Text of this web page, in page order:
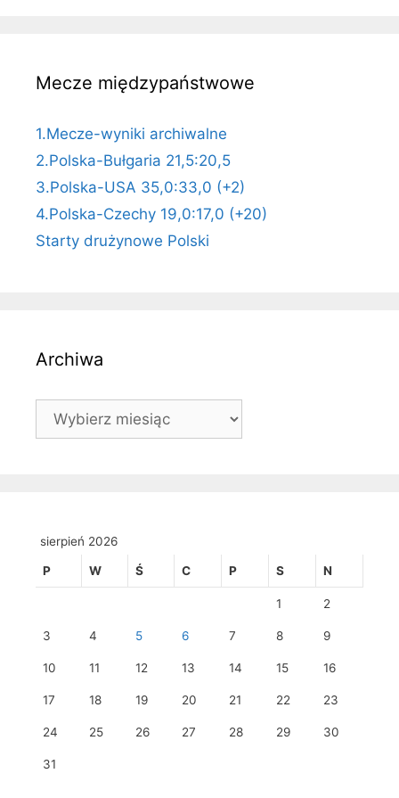
Mecze międzypaństwowe
1.Mecze-wyniki archiwalne
2.Polska-Bułgaria 21,5:20,5
3.Polska-USA 35,0:33,0 (+2)
4.Polska-Czechy 19,0:17,0 (+20)
Starty drużynowe Polski
Archiwa
Archiwa
sierpień 2026
P W Ś C P S N
1 2
3 4 5 6 7 8 9
10 11 12 13 14 15 16
17 18 19 20 21 22 23
24 25 26 27 28 29 30
31